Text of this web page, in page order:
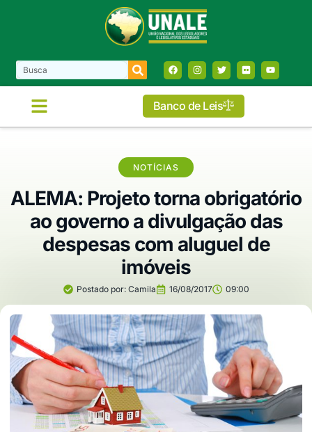
Banco de Leis
NOTÍCIAS
ALEMA: Projeto torna obrigatório
ao governo a divulgação das
despesas com aluguel de
imóveis
Postado por:Camila 16/08/2017 09:00